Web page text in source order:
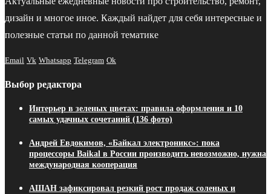
дизайн и многое иное. Каждый найдет для себя интересные и
полезные статьи по данной тематике
Email Vk Whatsapp Telegram Ok
Выбор редактора
Интерьер в зеленых цветах: правила оформления и 10
самых удачных сочетаний (136 фото)
Андрей Евдокимов, «Байкал электроникс»: пока
процессоры Baikal в России производить невозможно, нужна
международная кооперация
АШАН зафиксировал резкий рост продаж соленых и